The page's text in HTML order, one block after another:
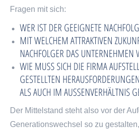
Fragen mit sich:
WER IST DER GEEIGNETE
MIT WELCHEM ATTRAKTIVEN
NACHFOLGER DAS UNTERNEHMEN
WIE MUSS SICH DIE FIRMA
GESTELLTEN
ALS AUCH IM AUSSENVERHÄLTNIS
Der Mittelstand steht also vor der
Generationswechsel so zu